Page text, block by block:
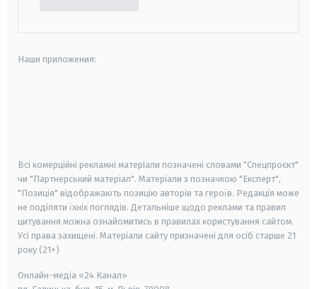
Наши приложения:
Всі комерційні рекламні матеріали позначені словами "Спецпроєкт"
чи "Партнерський матеріал". Матеріали з позначкою "Експерт",
"Позиція" відображають позицію авторів та героїв. Редакція може
не поділяти їхніх поглядів. Детальніше щодо реклами та правил
цитування можна ознайомитись в правилах користування сайтом.
Усі права захищені. Матеріали сайту призначені для осіб старше 21
року (21+)
Онлайн-медіа «24 Канал»